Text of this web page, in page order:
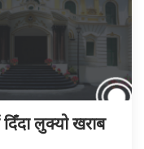
लुक्यो खराब